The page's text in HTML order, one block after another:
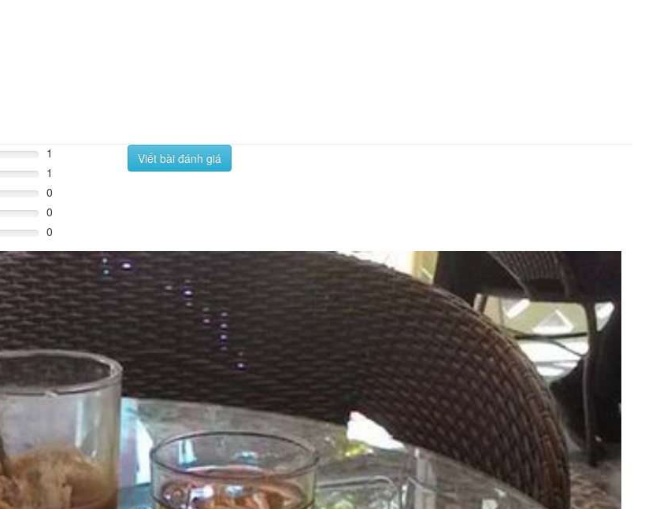
1
1
0
0
0
Viết bài đánh giá